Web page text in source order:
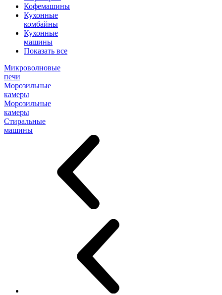
Кофемашины
Кухонные
комбайны
Кухонные
машины
Показать все
Микроволновые
печи
Морозильные
камеры
Морозильные
камеры
Стиральные
машины